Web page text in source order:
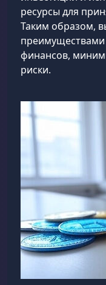
ресурсы для
Таким образом,
финансов,
риски.